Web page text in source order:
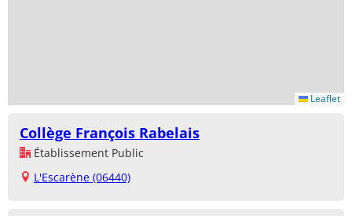
Leaflet
Collège François Rabelais
Établissement Public
L'Escarène (06440)